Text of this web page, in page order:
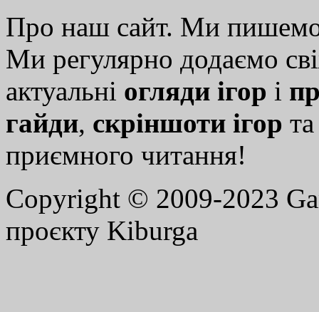
Про наш сайт. Ми
Ми регулярно додаємо
актуальні огляди ігор і
гайди, скріншоти ігор
приємного читання!
Copyright © 2009-2023
проєкту Kiburga